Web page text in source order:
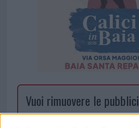
Vuoi rimuovere le